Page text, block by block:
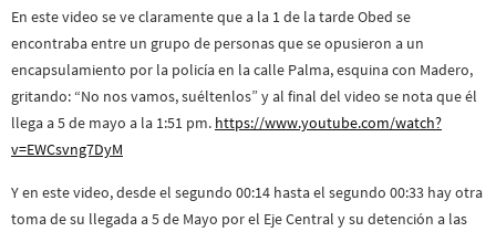
En este video se ve claramente que a la 1 de la tarde Obed se
encontraba entre un grupo de personas que se opusieron a un
encapsulamiento por la policía en la calle Palma, esquina con Madero,
gritando: “No nos vamos, suéltenlos” y al final del video se nota que él
llega a 5 de mayo a la 1:51 pm. https://www.youtube.com/watch?
v=EWCsvng7DyM
Y en este video, desde el segundo 00:14 hasta el segundo 00:33 hay otra
toma de su llegada a 5 de Mayo por el Eje Central y su detención a las